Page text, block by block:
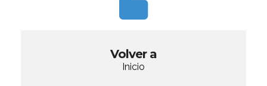
Volver a
Inicio